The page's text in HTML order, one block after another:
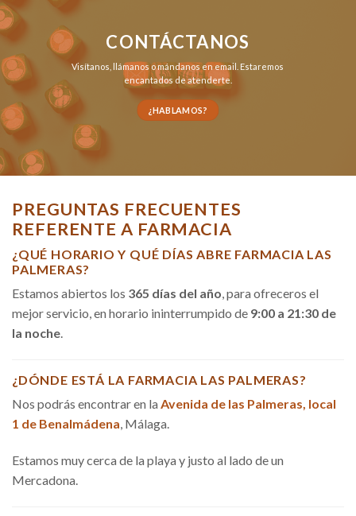
CONTÁCTANOS
Visítanos, llámanosomándanos en email . Estaremos
encantados de atenderte.
¿HABLAMOS?
PREGUNTAS FRECUENTES
REFERENTE A FARMACIA
¿QUÉ HORARIO Y QUÉ DÍAS ABRE FARMACIA LAS
PALMERAS?
Estamos abiertos los 365 días del año, para ofreceros el
mejor servicio, en horario ininterrumpido de 9:00 a 21:30 de
la noche.
¿DÓNDE ESTÁ LA FARMACIA LAS PALMERAS?
Nos podrás encontrar en la Avenida de las Palmeras, local
1 de Benalmádena, Málaga.
Estamos muy cerca de la playa y justo al lado de un
Mercadona.